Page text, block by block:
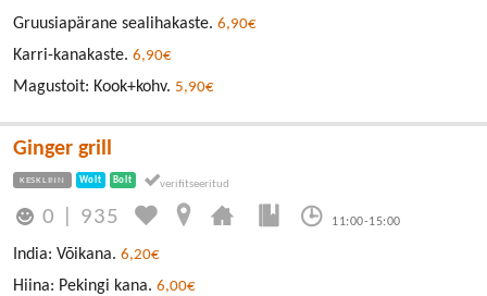
Gruusiapärane sealihakaste. 6,90€
Karri-kanakaste. 6,90€
Magustoit: Kook+kohv. 5,90€
Ginger grill
KESKLINN Wolt Bolt
0 935 11:00-15:00
India: Võikana. 6,20€
Hiina: Pekingi kana. 6,00€